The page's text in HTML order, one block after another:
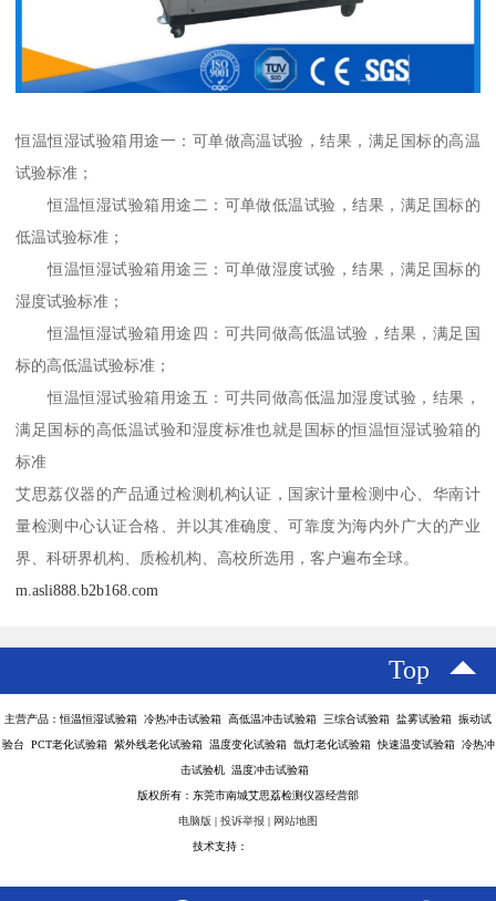
恒温恒湿试验箱用途一：可单做高温试验，结果，满足国标的高温
试验标准；
恒温恒湿试验箱用途二：可单做低温试验，结果，满足国标的
低温试验标准；
恒温恒湿试验箱用途三：可单做湿度试验，结果，满足国标的
湿度试验标准；
恒温恒湿试验箱用途四：可共同做高低温试验，结果，满足国
标的高低温试验标准；
恒温恒湿试验箱用途五：可共同做高低温加湿度试验，结果，
满足国标的高低温试验和湿度标准也就是国标的恒温恒湿试验箱的
标准
艾思荔仪器的产品通过检测机构认证，国家计量检测中心、华南计
量检测中心认证合格、并以其准确度、可靠度为海内外广大的产业
界、科研界机构、质检机构、高校所选用，客户遍布全球。
m.asli888.b2b168.com
Top
主营产品：恒温恒湿试验箱 冷热冲击试验箱 高低温冲击试验箱 三综合试验箱 盐雾试验箱 振动试
验台 PCT老化试验箱 紫外线老化试验箱 温度变化试验箱 氙灯老化试验箱 快速温变试验箱 冷热冲
击试验机 温度冲击试验箱
版权所有：东莞市南城艾思荔检测仪器经营部
电脑版 | 投诉举报 | 网站地图
技术支持：